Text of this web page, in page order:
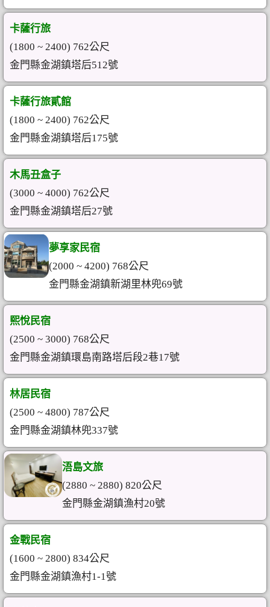
卡薩行旅
(1800 ~ 2400) 762公尺
金門縣金湖鎮塔后512號
卡薩行旅貳館
(1800 ~ 2400) 762公尺
金門縣金湖鎮塔后175號
木馬丑盒子
(3000 ~ 4000) 762公尺
金門縣金湖鎮塔后27號
夢享家民宿
(2000 ~ 4200) 768公尺
金門縣金湖鎮新湖里林兜69號
熙悅民宿
(2500 ~ 3000) 768公尺
金門縣金湖鎮環島南路塔后段2巷17號
林居民宿
(2500 ~ 4800) 787公尺
金門縣金湖鎮林兜337號
浯島文旅
(2880 ~ 2880) 820公尺
金門縣金湖鎮漁村20號
金戰民宿
(1600 ~ 2800) 834公尺
金門縣金湖鎮漁村1-1號